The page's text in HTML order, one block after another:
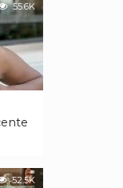
55.6K
52.5K